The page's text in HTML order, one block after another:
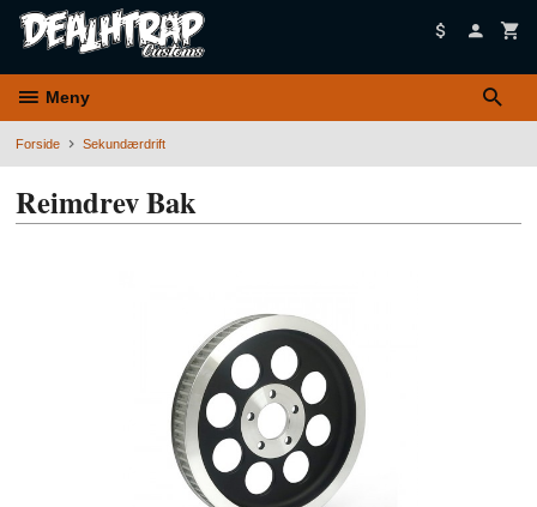
Meny
Forside Sekundærdrift
Reimdrev Bak